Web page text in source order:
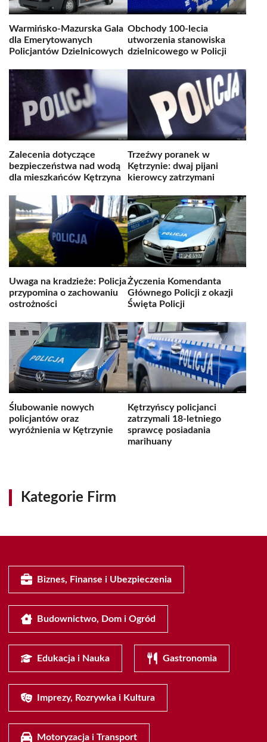
Warmińsko-Mazurska Gala
dla Emerytowanych
Policjantów Dzielnicowych
Obchody 100-lecia
utworzenia stanowiska
dzielnicowego w Policji
Zalecenia dotyczące
bezpieczeństwa nad wodą
dla mieszkańców Kętrzyna
Trzeźwy poranek w
Kętrzynie: dwaj pijani
kierowcy zatrzymani
Uwaga na kradzieże: Policja
przypomina o zachowaniu
ostrożności
Życzenia Komendanta
Głównego Policji z okazji
Święta Policji
Ślubowanie nowych
policjantów oraz
wyróżnienia w Kętrzynie
Kętrzyńscy policjanci
zatrzymali 18-letniego
sprawcę posiadania
marihuany
Kategorie Firm
Biznes, Finanse i Ubezpieczenia
Budownictwo, Dom i Ogród
Edukacja i Nauka Gastronomia
Imprezy, Rozrywka i Kultura
Motoryzacja i Transport